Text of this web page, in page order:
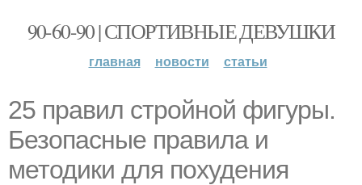
90-60-90 | СПОРТИВНЫЕ ДЕВУШКИ
главная новости статьи
25 правил стройной фигуры.
Безопасные правила и
методики для похудения